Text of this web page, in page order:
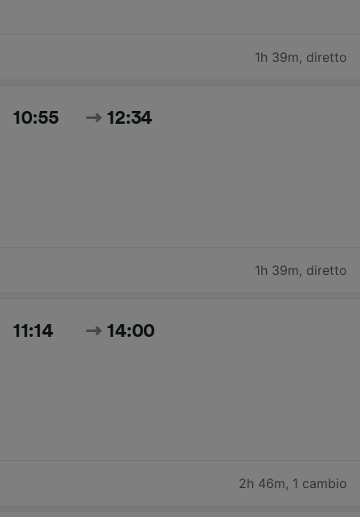
1h 39m, diretto
10:55 12:34
1h 39m, diretto
11:14 14:00
2h 46m, 1 cambio